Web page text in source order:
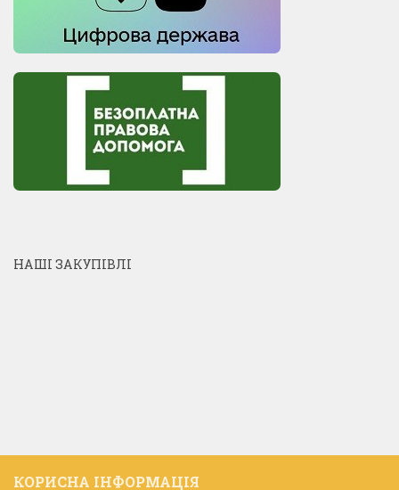
НАШІ ЗАКУПІВЛІ
КОРИСНА ІНФОРМАЦІЯ